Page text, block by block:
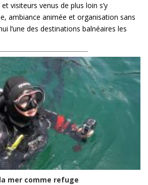
visiteurs venus de plus loin s’y
ambiance animée et organisation sans
l’une des destinations balnéaires les
mer comme refuge